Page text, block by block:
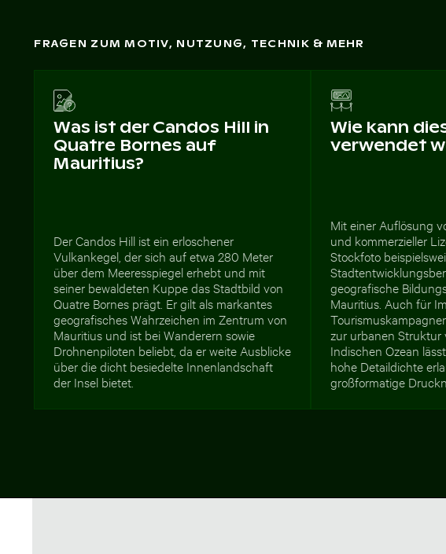
FRAGEN ZUM MOTIV, NUTZUNG, TECHNIK & MEHR
Was ist der Candos Hill in
Quatre Bornes auf
Mauritius?
Der Candos Hill ist ein erloschener
Vulkankegel, der sich auf etwa 280 Meter
über dem Meeresspiegel erhebt und mit
seiner bewaldeten Kuppe das Stadtbild von
Quatre Bornes prägt. Er gilt als markantes
geografisches Wahrzeichen im Zentrum von
Mauritius und ist bei Wanderern sowie
Drohnenpiloten beliebt, da er weite Ausblicke
über die dicht besiedelte Innenlandschaft
der Insel bietet.
Wie kann
verwendet
Mit einer Auflösung
und kommerzieller
Stockfoto
geografische
Mauritius. Auch für
zur urbanen Struktur
Indischen Ozean
hohe Detaildichte
großformatige